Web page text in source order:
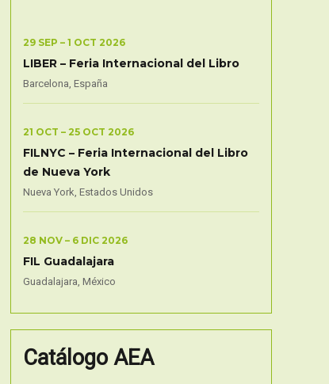
29 SEP – 1 OCT 2026
LIBER – Feria Internacional del Libro
Barcelona, España
21 OCT – 25 OCT 2026
FILNYC – Feria Internacional del Libro
de Nueva York
Nueva York, Estados Unidos
28 NOV – 6 DIC 2026
FIL Guadalajara
Guadalajara, México
Catálogo AEA